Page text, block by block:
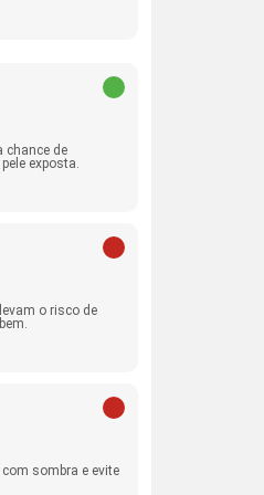
chance de
exposta.
o risco de
sombra e evite